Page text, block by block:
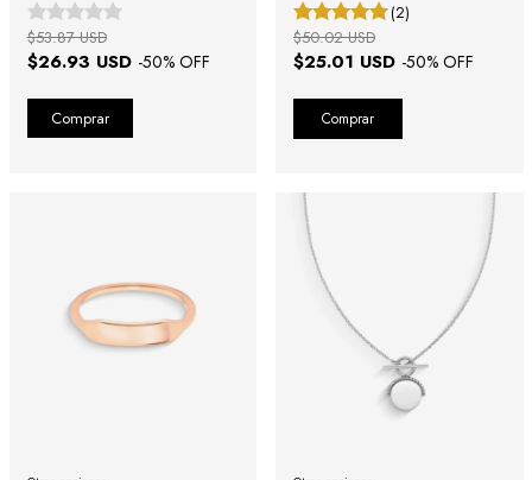
$26.93 USD -50% OFF
$53.87 USD
(2)
$25.01 USD -50% OFF
$50.02 USD
Comprar